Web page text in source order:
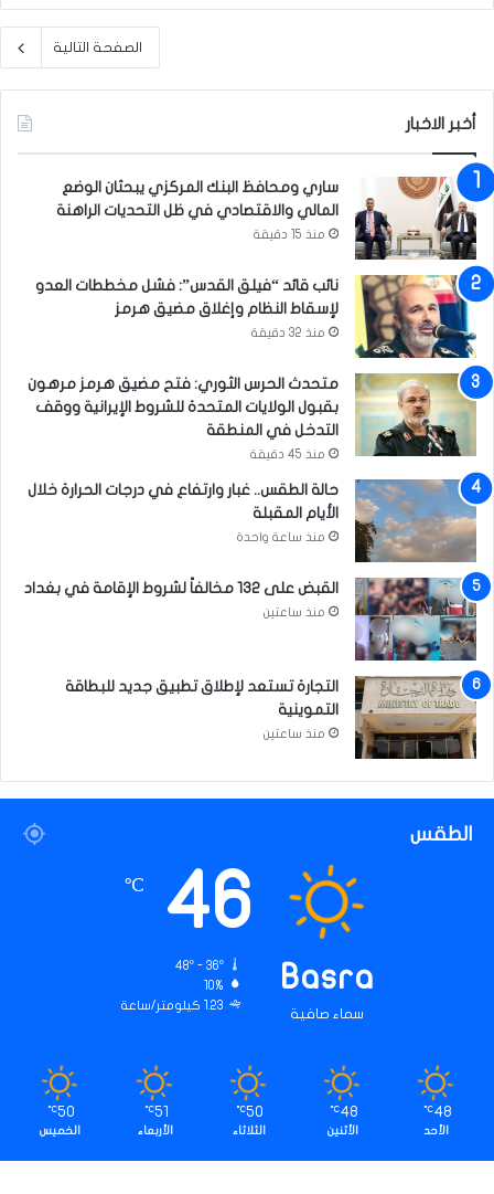
الصفحة التالية
أخبر الاخبار
ساري ومحافظ البنك المركزي يبحثان الوضع
المالي والاقتصادي في ظل التحديات الراهنة
منذ 15 دقيقة
نائب قائد “فيلق القدس”: فشل مخططات العدو
لإسقاط النظام وإغلاق مضيق هرمز
منذ 32 دقيقة
متحدث الحرس الثوري: فتح مضيق هرمز مرهون
بقبول الولايات المتحدة للشروط الإيرانية ووقف
التدخل في المنطقة
منذ 45 دقيقة
حالة الطقس.. غبار وارتفاع في درجات الحرارة خلال
الأيام المقبلة
منذ ساعة واحدة
القبض على 132 مخالفاً لشروط الإقامة في بغداد
منذ ساعتين
التجارة تستعد لإطلاق تطبيق جديد للبطاقة
التموينية
منذ ساعتين
الطقس
Basra
سماء صافية
46
℃
48º - 36º
10%
1.23 كيلومتر/ساعة
48
℃
الأحد
48
℃
الأثنين
50
℃
الثلاثاء
51
℃
الأربعاء
50
℃
الخميس